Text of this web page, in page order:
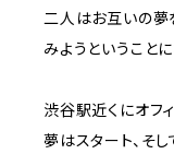
二人はお互いの夢
みようということに
渋谷駅近くにオフ
夢はスタート、そ